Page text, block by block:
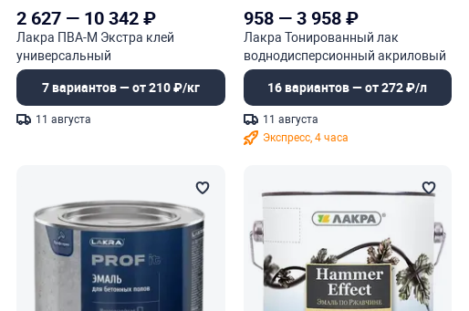
2 627 — 10 342₽
Лакра ПВА-М Экстра клей
универсальный
7 вариантов — от 210 ₽/кг
11 августа
958 — 3 958 ₽
Лакра Тонированный лак
воднодисперсионный акриловый
с уф-фильтром
16 вариантов — от 272 ₽/л
11 августа
Экспресс, 4 часа